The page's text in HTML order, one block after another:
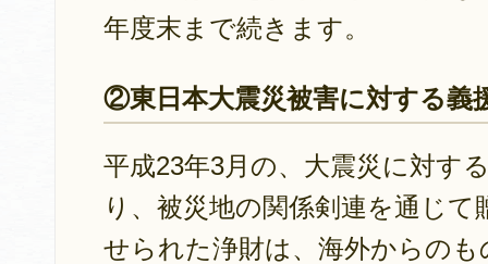
年度末まで続きます。
②東日本大震災被害に対する義
平成23年3月の、大震災に対す
り、被災地の関係剣連を通じ
せられた浄財は、海外からの